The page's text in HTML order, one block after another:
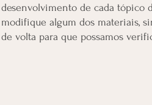
desenvolvimento de cada tópico
modifique algum dos materiais,
de volta para que possamos